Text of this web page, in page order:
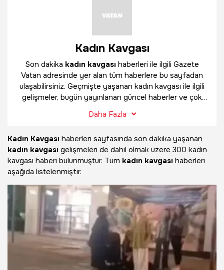
Kadın Kavgası
Son dakika kadın kavgası haberleri ile ilgili Gazete
Vatan adresinde yer alan tüm haberlere bu sayfadan
ulaşabilirsiniz. Geçmişte yaşanan kadın kavgası ile ilgili
gelişmeler, bugün yayınlanan güncel haberler ve çok
bulabilirsiniz.
Daha Fazla
Kadın Kavgası haberleri sayfasında son dakika yaşanan
kadın kavgası gelişmeleri de dahil olmak üzere 300 kadın
kavgası haberi bulunmuştur. Tüm kadın kavgası haberleri
aşağıda listelenmiştir.